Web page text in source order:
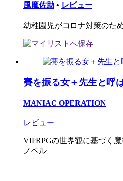
風魔佐助 • レビュー
幼稚園児がコロナ対策のた
賽を振る女＋先生と呼
MANIAC OPERATION
レビュー
VIPRPGの世界観に基づく
ノベル